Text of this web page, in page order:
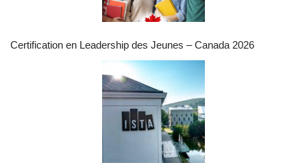
Certification en Leadership des Jeunes – Canada 2026